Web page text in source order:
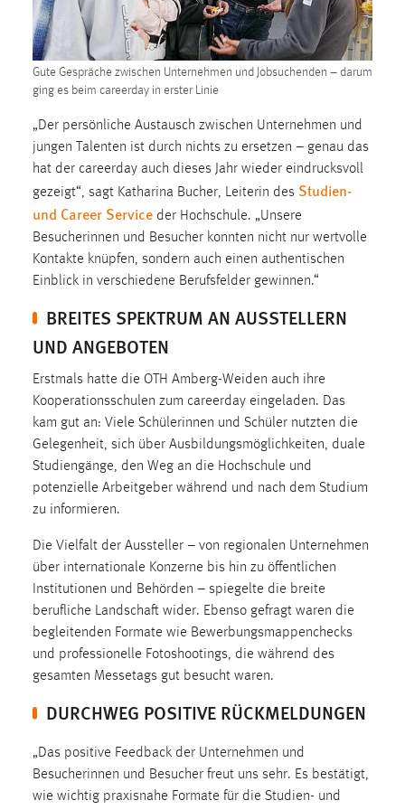
Gute Gespräche zwischen Unternehmen und Jobsuchenden – darum
ging es beim careerday in erster Linie
„Der persönliche Austausch zwischen Unternehmen und
jungen Talenten ist durch nichts zu ersetzen – genau das
hat der careerday auch dieses Jahr wieder eindrucksvoll
gezeigt“, sagt Katharina Bucher, Leiterin des Studien-
und Career Service der Hochschule. „Unsere
Besucherinnen und Besucher konnten nicht nur wertvolle
Kontakte knüpfen, sondern auch einen authentischen
Einblick in verschiedene Berufsfelder gewinnen.“
BREITES SPEKTRUM AN AUSSTELLERN
UND ANGEBOTEN
Erstmals hatte die OTH Amberg-Weiden auch ihre
Kooperationsschulen zum careerday eingeladen. Das
kam gut an: Viele Schülerinnen und Schüler nutzten die
Gelegenheit, sich über Ausbildungsmöglichkeiten, duale
Studiengänge, den Weg an die Hochschule und
potenzielle Arbeitgeber während und nach dem Studium
zu informieren.
Die Vielfalt der Aussteller – von regionalen Unternehmen
über internationale Konzerne bis hin zu öffentlichen
Institutionen und Behörden – spiegelte die breite
berufliche Landschaft wider. Ebenso gefragt waren die
begleitenden Formate wie Bewerbungsmappenchecks
und professionelle Fotoshootings, die während des
gesamten Messetags gut besucht waren.
DURCHWEG POSITIVE RÜCKMELDUNGEN
„Das positive Feedback der Unternehmen und
Besucherinnen und Besucher freut uns sehr. Es bestätigt,
wie wichtig praxisnahe Formate für die Studien- und
1 Jahr
Performance
staticfilecache
Für performante Seitenauslieferung wird in diesem Cookie
gespeichert, ob man eingeloggt ist.
Sprachpräferenz
Name:
Zweck:
Das Cookie speichert die gewählte Sprache der Website.
Cookie Laufzeit:
Chat
Name:
chat-frame-style-5e9dbeb1811c0446
Zweck:
Wird benötigt um die Chatfunktion nutzen zu können.
Cookie Laufzeit:
MibewSessionID, mibew-chat-frame-style-
5e9dbeb1811c0446 = Sitzungslaufzeit, mibew_locale = 3
Jahre, MIBEW_UserID = 1 Jahr
Name:
fe_user, be_user, be_lastLoginProvider